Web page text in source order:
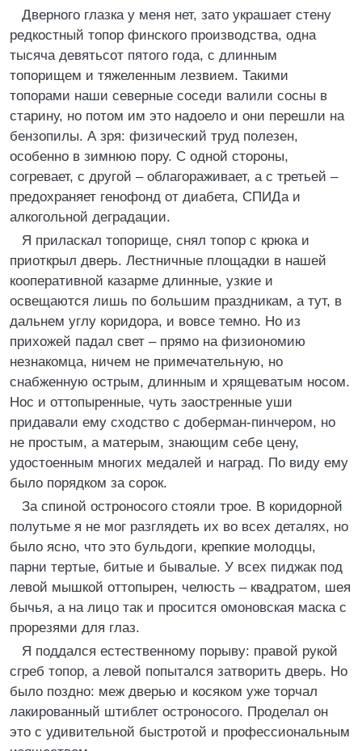
Дверного глазка у меня нет, зато украшает стену
редкостный топор финского производства, одна
тысяча девятьсот пятого года, с длинным
топорищем и тяжеленным лезвием. Такими
топорами наши северные соседи валили сосны в
старину, но потом им это надоело и они перешли на
бензопилы. А зря: физический труд полезен,
особенно в зимнюю пору. С одной стороны,
согревает, с другой – облагораживает, а с третьей –
предохраняет генофонд от диабета, СПИДа и
алкогольной деградации.
Я приласкал топорище, снял топор с крюка и
приоткрыл дверь. Лестничные площадки в нашей
кооперативной казарме длинные, узкие и
освещаются лишь по большим праздникам, а тут, в
дальнем углу коридора, и вовсе темно. Но из
прихожей падал свет – прямо на физиономию
незнакомца, ничем не примечательную, но
снабженную острым, длинным и хрящеватым носом.
Нос и оттопыренные, чуть заостренные уши
придавали ему сходство с доберман-пинчером, но
не простым, а матерым, знающим себе цену,
удостоенным многих медалей и наград. По виду ему
было порядком за сорок.
За спиной остроносого стояли трое. В коридорной
полутьме я не мог разглядеть их во всех деталях, но
было ясно, что это бульдоги, крепкие молодцы,
парни тертые, битые и бывалые. У всех пиджак под
левой мышкой оттопырен, челюсть – квадратом, шея
бычья, а на лицо так и просится омоновская маска с
прорезями для глаз.
Я поддался естественному порыву: правой рукой
сгреб топор, а левой попытался затворить дверь. Но
было поздно: меж дверью и косяком уже торчал
лакированный штиблет остроносого. Проделал он
это с удивительной быстротой и профессиональным